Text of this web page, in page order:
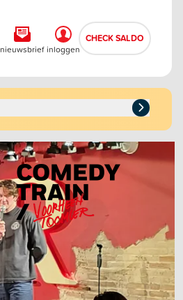
nieuwsbrief inloggen
CHECK SALDO